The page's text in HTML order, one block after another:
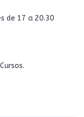
de 17 a 20.30